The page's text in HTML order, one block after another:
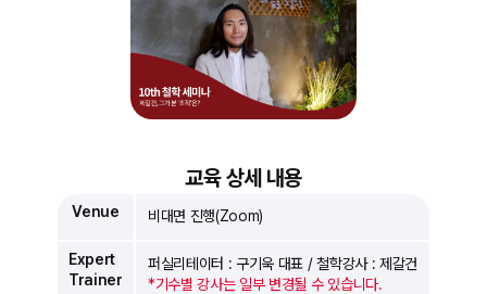
교육 상세 내용
Venue 비대면 진행(Zoom)
Expert
Trainer
퍼실리테이터 : 구기욱 대표 / 철학강사 : 제갈건
*기수별 강사는 일부 변경될 수 있습니다.